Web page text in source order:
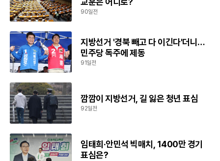
90일전
지방선거 '경북 빼고 다 이긴다'더니…
민주당 독주에 제동
91일전
깜깜이 지방선거, 길 잃은 청년 표심
92일전
임태희·안민석 빅매치, 1400만 경기
표심은?